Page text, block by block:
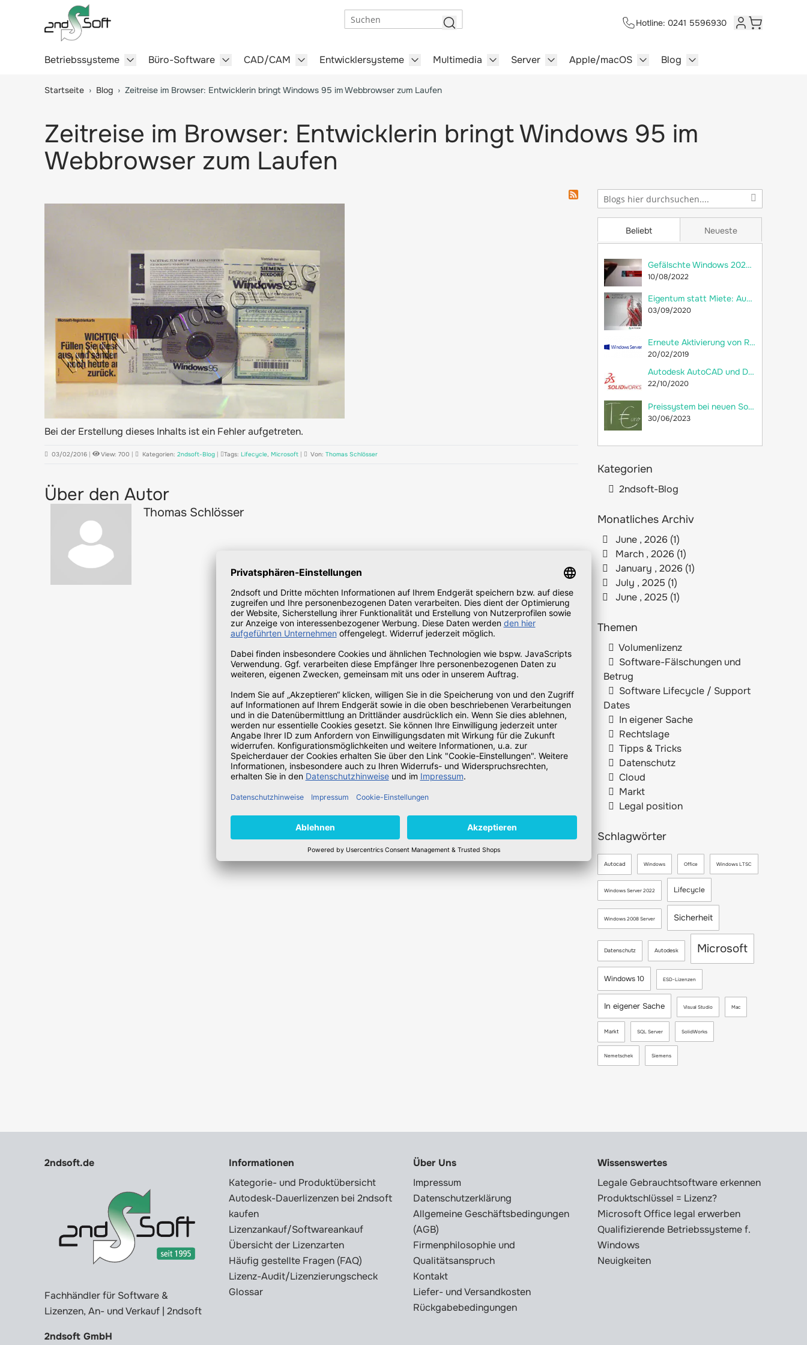
Betriebssysteme
Büro-Software
CAD/CAM
Entwicklersysteme
Multimedia
Server
Apple/macOS
Blog
Hotline: 0241 5596930 Kundenkonto
Warenkorb
Startseite › Blog › Zeitreise im Browser: Entwicklerin bringt Windows 95 im Webbrowser zum Laufen
Zeitreise im Browser: Entwicklerin bringt Windows 95 im
Webbrowser zum Laufen
Beliebt
Gefälschte Windows 2022 Server im Umlauf
10/08/2022
Eigentum statt Miete: Autodesk AutoCAD LT 2018 jetzt als Dauerlizenz bei 2ndsoft kaufen!
03/09/2020
Erneute Aktivierung von RDS-CALs und Neuerstellung der Remotedesktop-Lizenzdatenbank
20/02/2019
Autodesk AutoCAD und Dassault Systèmes SolidWorks: Welche Unterschiede gibt es?
22/10/2020
Preissystem bei neuen SolidWorks-Lizenzen: versteckte Preiserhöhung
30/06/2023
Neueste
Kategorien
2ndsoft-Blog
Monatliches Archiv
June , 2026 (1)
March , 2026 (1)
January , 2026 (1)
July , 2025 (1)
June , 2025 (1)
Themen
Volumenlizenz
Software-Fälschungen und
Betrug
Software Lifecycle / Support
Dates
In eigener Sache
Rechtslage
Tipps & Tricks
Datenschutz
Cloud
Markt
Legal position
Schlagwörter
Autocad Windows Office Windows LTSC
Windows Server 2022 Lifecycle
Windows 2008 Server Sicherheit
Datenschutz Autodesk Microsoft
Windows 10 ESD-Lizenzen
In eigener Sache Visual Studio Mac
Markt SQL Server SolidWorks
Nemetschek Siemens
Bei der Erstellung dieses Inhalts ist ein Fehler aufgetreten.
03/02/2016 | View: 700 | Kategorien: 2ndsoft-Blog | Tags: Lifecycle, Microsoft | Von: Thomas Schlösser
Über den Autor
Thomas Schlösser
2ndsoft.de
Fachhändler für Software &
Lizenzen, An- und Verkauf | 2ndsoft
2ndsoft GmbH
Informationen
Kategorie- und Produktübersicht
Autodesk-Dauerlizenzen bei 2ndsoft
kaufen
Lizenzankauf/Softwareankauf
Übersicht der Lizenzarten
Häufig gestellte Fragen (FAQ)
Lizenz-Audit/Lizenzierungscheck
Glossar
Über Uns
Impressum
Datenschutzerklärung
Allgemeine Geschäftsbedingungen
(AGB)
Firmenphilosophie und
Qualitätsanspruch
Kontakt
Liefer- und Versandkosten
Rückgabebedingungen
Wissenswertes
Legale Gebrauchtsoftware erkennen
Produktschlüssel = Lizenz?
Microsoft Office legal erwerben
Qualifizierende Betriebssysteme f.
Windows
Neuigkeiten